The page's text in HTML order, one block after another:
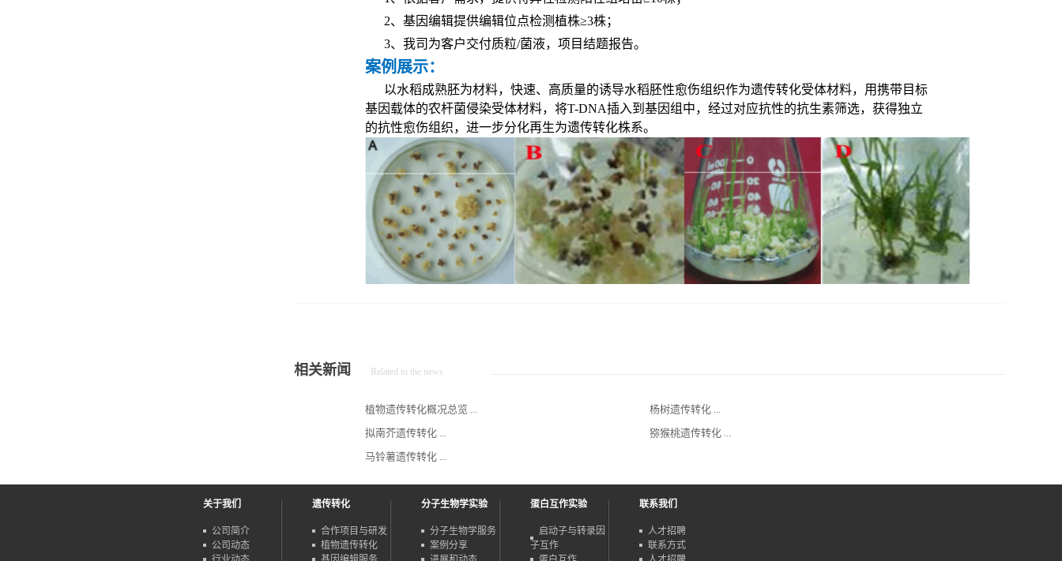
2、基因编辑提供编辑位点检测植株≥3株；
3、我司为客户交付质粒/菌液，项目结题报告。
案例展示：
以水稻成熟胚为材料，快速、高质量的诱导水稻胚性愈伤组织作为遗传转化受体材料，用携带目标
基因载体的农杆菌侵染受体材料，将T-DNA插入到基因组中，经过对应抗性的抗生素筛选，获得独立
的抗性愈伤组织，进一步分化再生为遗传转化株系。
相关新闻 Related to the news
植物遗传转化概况总览 ...
杨树遗传转化 ...
拟南芥遗传转化 ...
猕猴桃遗传转化 ...
马铃薯遗传转化 ...
关于我们
公司简介
公司动态
遗传转化
合作项目与研发
植物遗传转化
分子生物学实验
分子生物学服务
案例分享
蛋白互作实验
启动子与转录因
子互作
联系我们
人才招聘
联系方式